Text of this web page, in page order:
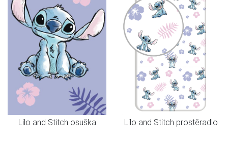
Lilo and Stitch osuška Lilo and Stitch prostěradlo